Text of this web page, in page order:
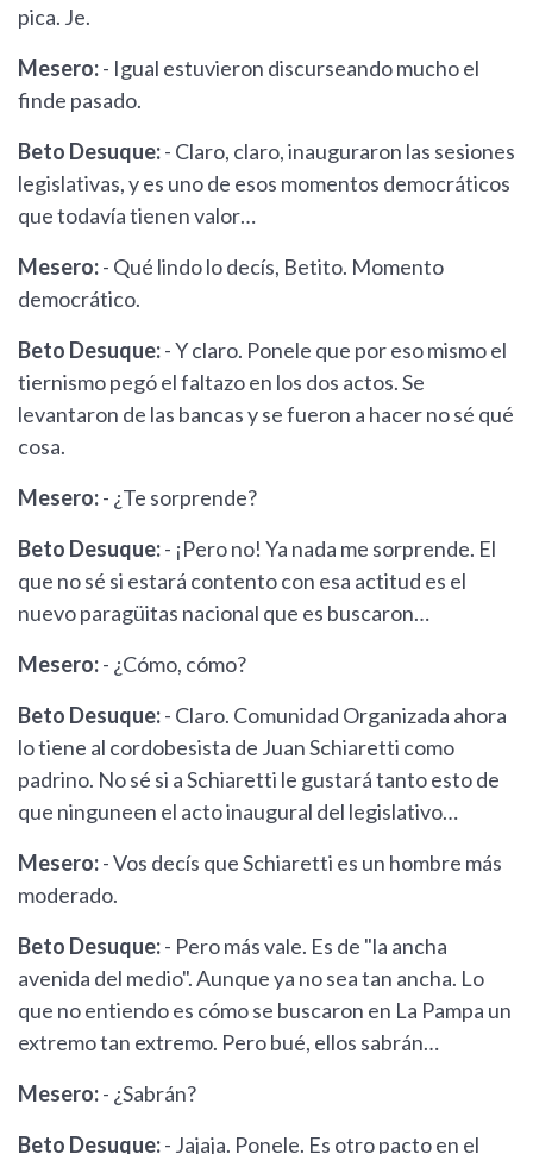
pica. Je.
Mesero:- Igual estuvieron discurseando mucho el
finde pasado.
Beto Desuque:- Claro, claro, inauguraron las sesiones
legislativas, y es uno de esos momentos democráticos
que todavía tienen valor…
Mesero:- Qué lindo lo decís, Betito. Momento
democrático.
Beto Desuque:- Y claro. Ponele que por eso mismo el
tiernismo pegó el faltazo en los dos actos. Se
levantaron de las bancas y se fueron a hacer no sé qué
cosa.
Mesero:- ¿Te sorprende?
Beto Desuque:- ¡Pero no! Ya nada me sorprende. El
que no sé si estará contento con esa actitud es el
nuevo paragüitas nacional que es buscaron…
Mesero:- ¿Cómo, cómo?
Beto Desuque:- Claro. Comunidad Organizada ahora
lo tiene al cordobesista de Juan Schiaretti como
padrino. No sé si a Schiaretti le gustará tanto esto de
que ninguneen el acto inaugural del legislativo…
Mesero:- Vos decís que Schiaretti es un hombre más
moderado.
Beto Desuque:- Pero más vale. Es de "la ancha
avenida del medio". Aunque ya no sea tan ancha. Lo
que no entiendo es cómo se buscaron en La Pampa un
extremo tan extremo. Pero bué, ellos sabrán…
Mesero:- ¿Sabrán?
Beto Desuque:- Jajaja. Ponele. Es otro pacto en el